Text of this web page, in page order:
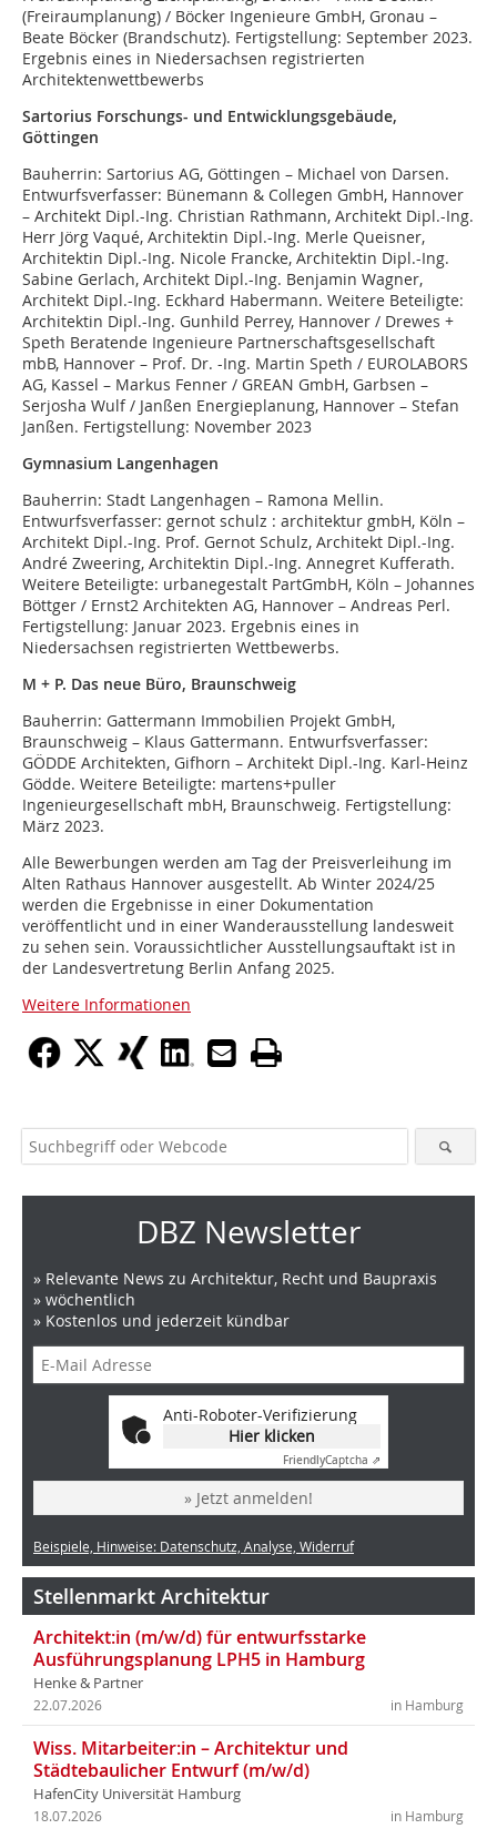
(Freiraumplanung) / Böcker Ingenieure GmbH, Gronau –
Beate Böcker (Brandschutz). Fertigstellung: September 2023.
Ergebnis eines in Niedersachsen registrierten
Architektenwettbewerbs
Sartorius Forschungs- und Entwicklungsgebäude,
Göttingen
Bauherrin: Sartorius AG, Göttingen – Michael von Darsen.
Entwurfsverfasser: Bünemann & Collegen GmbH, Hannover
– Architekt Dipl.-Ing. Christian Rathmann, Architekt Dipl.-Ing.
Herr Jörg Vaqué, Architektin Dipl.-Ing. Merle Queisner,
Architektin Dipl.-Ing. Nicole Francke, Architektin Dipl.-Ing.
Sabine Gerlach, Architekt Dipl.-Ing. Benjamin Wagner,
Architekt Dipl.-Ing. Eckhard Habermann. Weitere Beteiligte:
Architektin Dipl.-Ing. Gunhild Perrey, Hannover / Drewes +
Speth Beratende Ingenieure Partnerschaftsgesellschaft
mbB, Hannover – Prof. Dr. -Ing. Martin Speth / EUROLABORS
AG, Kassel – Markus Fenner / GREAN GmbH, Garbsen –
Serjosha Wulf / Janßen Energieplanung, Hannover – Stefan
Janßen. Fertigstellung: November 2023
Gymnasium Langenhagen
Bauherrin: Stadt Langenhagen – Ramona Mellin.
Entwurfsverfasser: gernot schulz : architektur gmbH, Köln –
Architekt Dipl.-Ing. Prof. Gernot Schulz, Architekt Dipl.-Ing.
André Zweering, Architektin Dipl.-Ing. Annegret Kufferath.
Weitere Beteiligte: urbanegestalt PartGmbH, Köln – Johannes
Böttger / Ernst2 Architekten AG, Hannover – Andreas Perl.
Fertigstellung: Januar 2023. Ergebnis eines in
Niedersachsen registrierten Wettbewerbs.
M + P. Das neue Büro, Braunschweig
Bauherrin: Gattermann Immobilien Projekt GmbH,
Braunschweig – Klaus Gattermann. Entwurfsverfasser:
GÖDDE Architekten, Gifhorn – Architekt Dipl.-Ing. Karl-Heinz
Gödde. Weitere Beteiligte: martens+puller
Ingenieurgesellschaft mbH, Braunschweig. Fertigstellung:
März 2023.
Alle Bewerbungen werden am Tag der Preisverleihung im
Alten Rathaus Hannover ausgestellt. Ab Winter 2024/25
werden die Ergebnisse in einer Dokumentation
veröffentlicht und in einer Wanderausstellung landesweit
zu sehen sein. Voraussichtlicher Ausstellungsauftakt ist in
der Landesvertretung Berlin Anfang 2025.
Weitere Informationen
DBZ Newsletter
» Relevante News zu Architektur, Recht und Baupraxis
» wöchentlich
» Kostenlos und jederzeit kündbar
Anti-Roboter-Verifizierung
Hier klicken
FriendlyCaptcha ⇗
» Jetzt anmelden!
Beispiele, Hinweise: Datenschutz, Analyse, Widerruf
Stellenmarkt Architektur
Architekt:in (m/w/d) für entwurfsstarke
Ausführungsplanung LPH5 in Hamburg
Henke & Partner
in Hamburg
22.07.2026
Wiss. Mitarbeiter:in – Architektur und
Städtebaulicher Entwurf (m/w/d)
HafenCity Universität Hamburg
in Hamburg
18.07.2026